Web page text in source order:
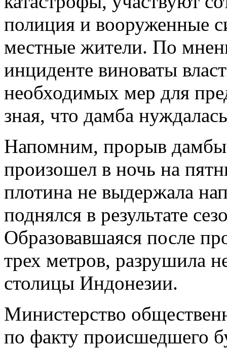
полиция и вооруженные
местные жители. По
инциденте виноваты
необходимых мер для
зная, что дамба
Напомним, прорыв
произошел в ночь на
плотина не выдержала
поднялся в результате
Образовавшаяся после
трех метров, разрушила
столицы Индонезии.
Министерство
по факту происшедшего